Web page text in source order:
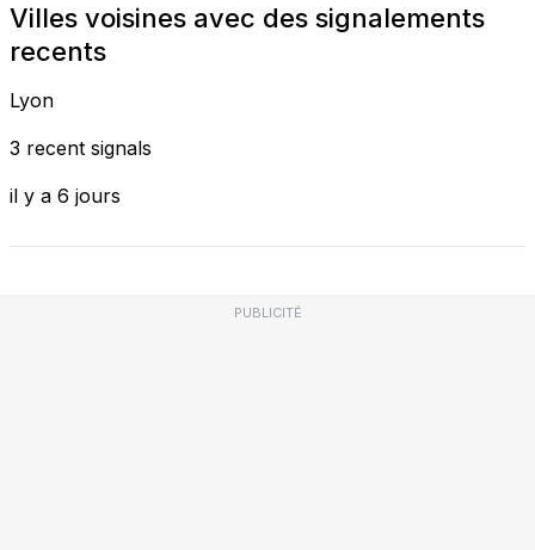
Villes voisines avec des signalements
recents
Lyon
3 recent signals
il y a 6 jours
PUBLICITÉ